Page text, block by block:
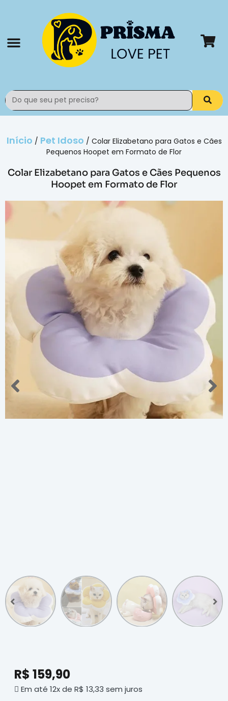
Início / Pet Idoso / Colar Elizabetano para Gatos e Cães
Pequenos Hoopet em Formato de Flor
Colar Elizabetano para Gatos e Cães Pequenos
Hoopet em Formato de Flor
R$ 159,90
Em até 12x de R$ 13,33 sem juros